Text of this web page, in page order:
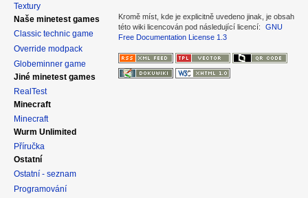
Textury
Naše minetest games
Classic technic game
Override modpack
Globeminner game
Jiné minetest games
RealTest
Minecraft
Minecraft
Wurm Unlimited
Příručka
Ostatní
Ostatní - seznam
Programování
Kromě míst, kde je explicitně uvedeno jinak, je obsah
této wiki licencován pod následující licencí:
GNU
Free Documentation License 1.3